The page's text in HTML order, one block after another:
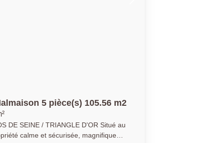
5 pièce(s) 105.56 m2
SEINE / TRIANGLE D'OR Situé au
calme et sécurisée, magnifique